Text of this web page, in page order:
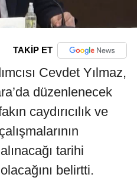
TAKİP ET
Cevdet Yılmaz,
düzenlenecek
caydırıcılık ve
tarihi
belirtti.